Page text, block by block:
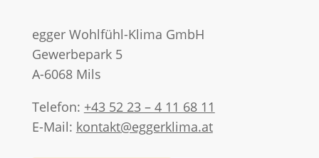
egger Wohlfühl-Klima GmbH
Gewerbepark 5
A-6068 Mils
Telefon: +43 52 23 – 4 11 68 11
E-Mail: kontakt@eggerklima.at